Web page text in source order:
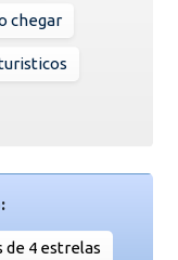
chegar
de 4 estrelas